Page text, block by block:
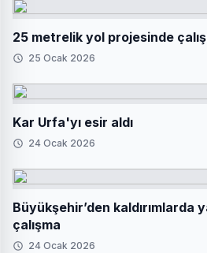
25 metrelik yol projesinde
25 Ocak 2026
Kar Urfa'yı esir aldı
24 Ocak 2026
Büyükşehir’den kaldırımlarda
çalışma
24 Ocak 2026